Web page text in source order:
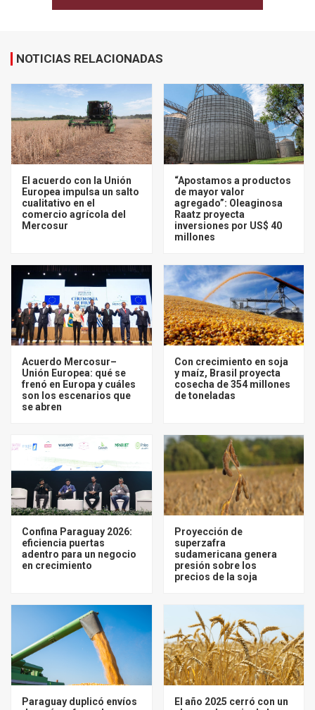
NOTICIAS RELACIONADAS
El acuerdo con la Unión
Europea impulsa un salto
cualitativo en el
comercio agrícola del
Mercosur
“Apostamos a productos
de mayor valor
agregado”: Oleaginosa
Raatz proyecta
inversiones por US$ 40
millones
Acuerdo Mercosur–
Unión Europea: qué se
frenó en Europa y cuáles
son los escenarios que
se abren
Con crecimiento en soja
y maíz, Brasil proyecta
cosecha de 354 millones
de toneladas
Confina Paraguay 2026:
eficiencia puertas
adentro para un negocio
en crecimiento
Proyección de
superzafra
sudamericana genera
presión sobre los
precios de la soja
Paraguay duplicó envíos
El año 2025 cerró con un